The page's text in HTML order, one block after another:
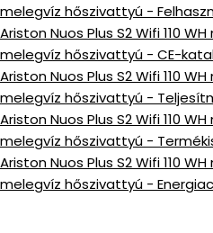
melegvíz hőszivattyú -
Ariston Nuos Plus S2 Wifi 110
melegvíz hőszivattyú - CE-
Ariston Nuos Plus S2 Wifi 110
melegvíz hőszivattyú -
Ariston Nuos Plus S2 Wifi 110
melegvíz hőszivattyú -
Ariston Nuos Plus S2 Wifi 110
melegvíz hőszivattyú -